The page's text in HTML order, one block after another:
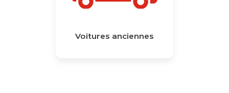
Voitures anciennes